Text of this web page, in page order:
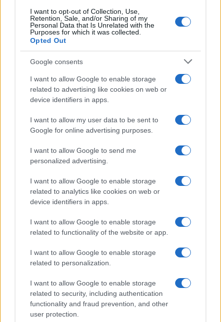
I want to opt-out of Collection, Use,
Retention, Sale, and/or Sharing of my
Personal Data that Is Unrelated with the
Purposes for which it was collected.
Opted Out
Google consents
I want to allow Google to enable storage
related to advertising like cookies on web or
device identifiers in apps.
I want to allow my user data to be sent to
Google for online advertising purposes.
I want to allow Google to send me
personalized advertising.
I want to allow Google to enable storage
related to analytics like cookies on web or
device identifiers in apps.
I want to allow Google to enable storage
related to functionality of the website or app.
I want to allow Google to enable storage
related to personalization.
I want to allow Google to enable storage
related to security, including authentication
functionality and fraud prevention, and other
user protection.
F
a
ce
b
o
o
T
w
it
te
r
Pi
n
te
re
st
W
h
at
A
p
p
S
h
a
Articolo precedente
Prossimo articolo
NOTIZIE RECENTI
Nuovi posti auto in via La Marmora, parcheggio
provvisorio a La Maddalena
Allarme truffe a Berchidda, falsi incaricati
bussano alle porte
Notre-Dame de Paris conquista Olbia, la prima
al Molo Brin è un successo
Strada Sassari-Olbia, incidente all’alba: ferito il
conducente
Eventi in Gallura, da Jovanotti alla zuppa
gallurese: gli appuntamenti da non perdere